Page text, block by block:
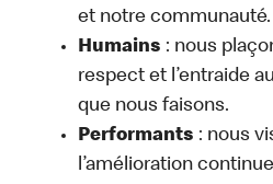
et notre communauté.
Humains : nous
respect et l’entraide
que nous faisons.
Performants : nous
l’amélioration